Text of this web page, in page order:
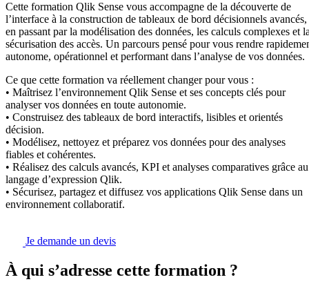
Cette formation Qlik Sense vous accompagne de la découverte de
l’interface à la construction de tableaux de bord décisionnels avancés,
en passant par la modélisation des données, les calculs complexes et
sécurisation des accès. Un parcours pensé pour vous rendre
autonome, opérationnel et performant dans l’analyse de vos données.
Ce que cette formation va réellement changer pour vous :
• Maîtrisez l’environnement Qlik Sense et ses concepts clés pour
analyser vos données en toute autonomie.
• Construisez des tableaux de bord interactifs, lisibles et orientés
décision.
• Modélisez, nettoyez et préparez vos données pour des analyses
fiables et cohérentes.
• Réalisez des calculs avancés, KPI et analyses comparatives grâce au
langage d’expression Qlik.
• Sécurisez, partagez et diffusez vos applications Qlik Sense dans un
environnement collaboratif.
Je demande un devis
À qui s’adresse cette formation ?